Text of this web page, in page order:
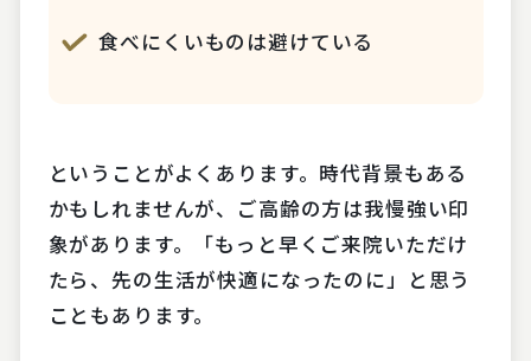
食べにくいものは避けている
ということがよくあります。時代背景もある
かもしれませんが、ご高齢の方は我慢強い印
象があります。「もっと早くご来院いただけ
たら、先の生活が快適になったのに」と思う
こともあります。